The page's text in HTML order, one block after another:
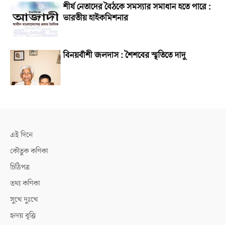
শীর্ষ নেতাদের বৈঠকে সমস্যার সমাধান হতে পারে :
ভারতীয় হাইকমিশনার
বিনয়বাঁশী জলদাস : শৈশবের স্মৃতিতে দাদু
এই দিনে
কৌতুক কণিকা
চিঠিপত্র
তথ্য কণিকা
সুখে দুঃখে
হৃদয় বৃত্তি